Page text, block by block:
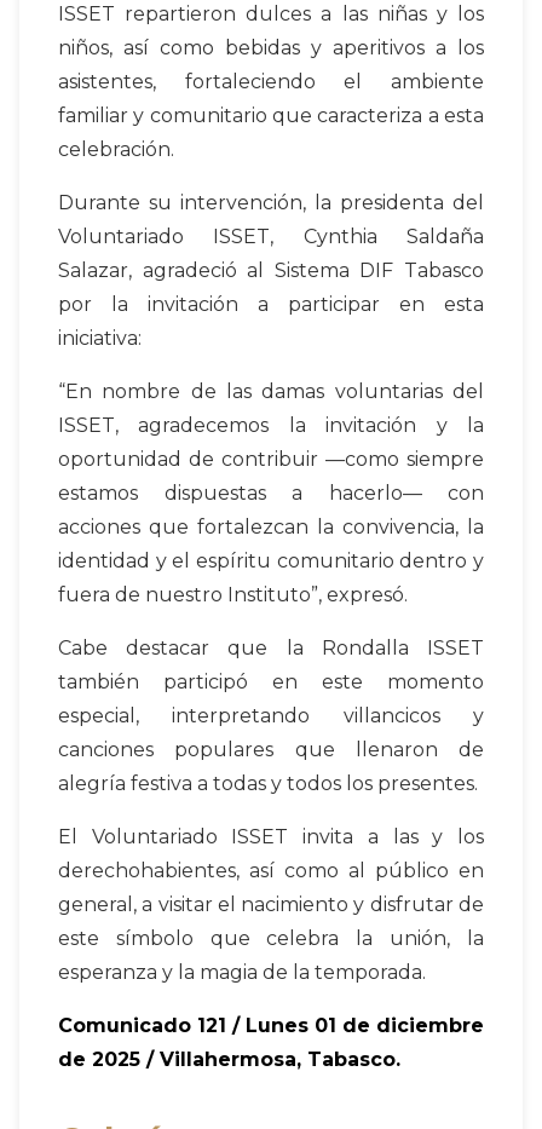
ISSET repartieron dulces a las niñas y los
niños, así como bebidas y aperitivos a los
asistentes, fortaleciendo el ambiente
familiar y comunitario que caracteriza a esta
celebración.
Durante su intervención, la presidenta del
Voluntariado ISSET, Cynthia Saldaña
Salazar, agradeció al Sistema DIF Tabasco
por la invitación a participar en esta
iniciativa:
“En nombre de las damas voluntarias del
ISSET, agradecemos la invitación y la
oportunidad de contribuir —como siempre
estamos dispuestas a hacerlo— con
acciones que fortalezcan la convivencia, la
identidad y el espíritu comunitario dentro y
fuera de nuestro Instituto”, expresó.
Cabe destacar que la Rondalla ISSET
también participó en este momento
especial, interpretando villancicos y
canciones populares que llenaron de
alegría festiva a todas y todos los presentes.
El Voluntariado ISSET invita a las y los
derechohabientes, así como al público en
general, a visitar el nacimiento y disfrutar de
este símbolo que celebra la unión, la
esperanza y la magia de la temporada.
Comunicado 121 / Lunes 01 de diciembre
de 2025 / Villahermosa, Tabasco.